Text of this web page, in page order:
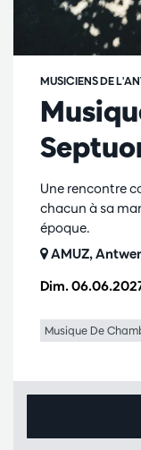
MUSICIENS DE
Dim.
Une rencontre
chacun à sa
époque.
AMUZ,
Musique De